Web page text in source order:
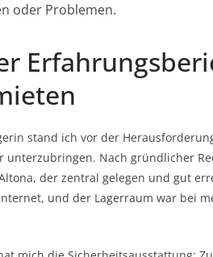
oder Problemen.
stand ich vor der
unterzubringen. Nach gründlicher
der zentral gelegen und gut
und der Lagerraum war bei